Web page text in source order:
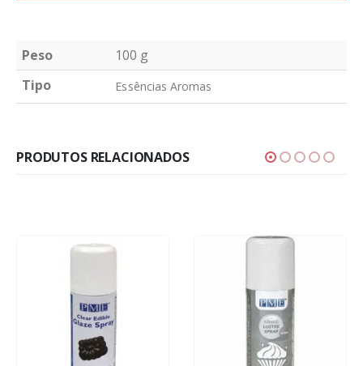
Peso
100 g
Tipo
Essências Aromas
PRODUTOS RELACIONADOS